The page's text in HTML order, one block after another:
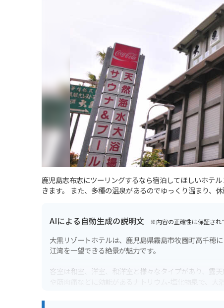
鹿児島志布志にツーリングするなら宿泊してほしいホテ
きます。 また、多種の温泉があるのでゆっくり温まり、
AIによる自動生成の説明文 ※内容の正確性は保証され
大黒リゾートホテルは、鹿児島県霧島市牧園町高千穂
江湾を一望できる絶景が魅力です。
客室は和室、洋室、和洋室と様々なタイプがあり、露
や筋肉痛などに効能があるナトリウム-塩化物泉で、大